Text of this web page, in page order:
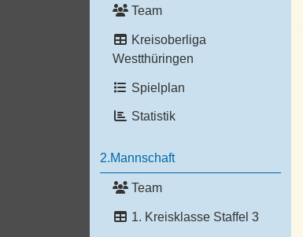
Team
Kreisoberliga
Westthüringen
Spielplan
Statistik
2.Mannschaft
Team
1. Kreisklasse Staffel 3